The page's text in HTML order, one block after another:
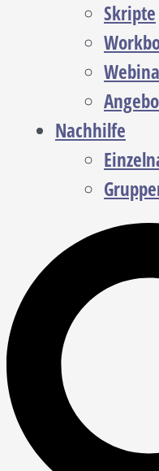
Skripte
Nachhilfe